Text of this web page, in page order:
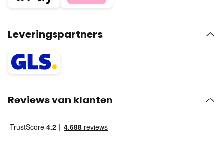
Leveringspartners
Reviews van klanten